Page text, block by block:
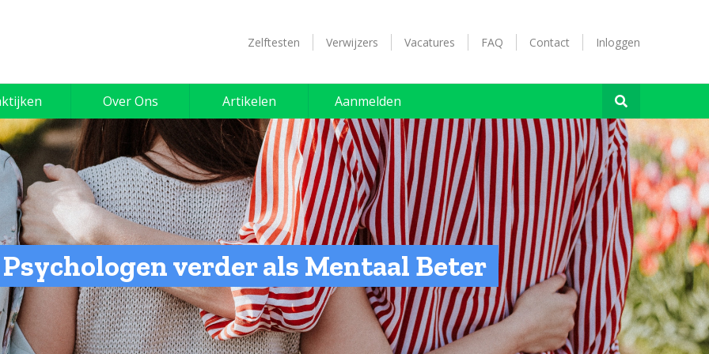
Zelftesten Verwijzers Vacatures FAQ Contact Inloggen
Over Ons Artikelen Aanmelden
verder als Mentaal Beter